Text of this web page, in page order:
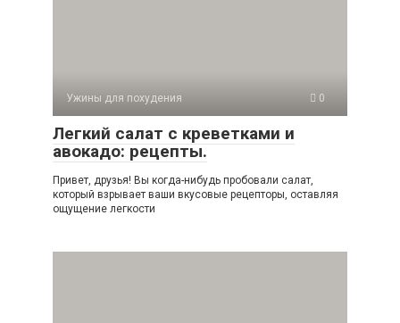
Ужины для похудения 0
Легкий салат с креветками и
авокадо: рецепты.
Привет, друзья! Вы когда-нибудь пробовали салат,
который взрывает ваши вкусовые рецепторы, оставляя
ощущение легкости